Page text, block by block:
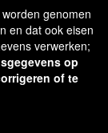
worden genomen
en dat ook eisen
verwerken;
op
of te